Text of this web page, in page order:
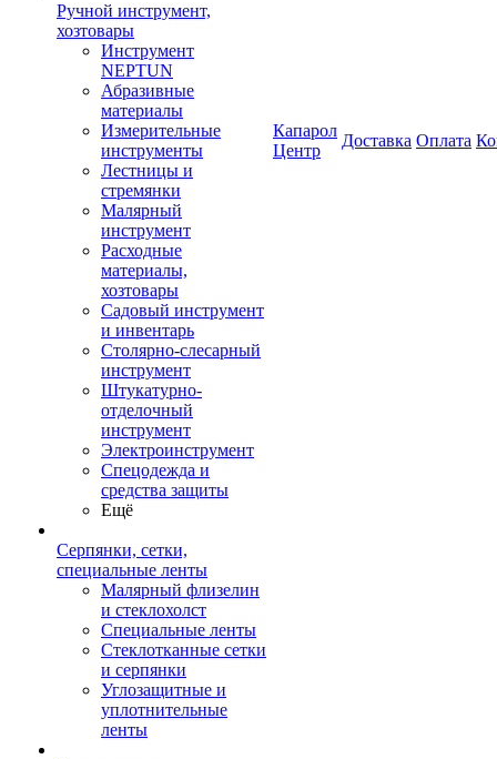
Ручной инструмент,
хозтовары
Инструмент
NEPTUN
Абразивные
материалы
Измерительные
инструменты
Лестницы и
стремянки
Малярный
инструмент
Расходные
материалы,
хозтовары
Садовый инструмент
и инвентарь
Столярно-слесарный
инструмент
Штукатурно-
отделочный
инструмент
Электроинструмент
Спецодежда и
средства защиты
Ещё
Серпянки, сетки,
специальные ленты
Малярный флизелин
и стеклохолст
Специальные ленты
Стеклотканные сетки
и серпянки
Углозащитные и
уплотнительные
ленты
Капарол
Центр
Доставка Оплата